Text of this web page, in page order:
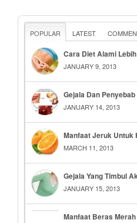
POPULAR LATEST
Cara Diet Alami
JANUARY 9, 2013
Gejala Dan
JANUARY 14, 2013
Manfaat Jeruk Untuk
MARCH 11, 2013
Gejala Yang Timbul
JANUARY 15, 2013
Manfaat Beras